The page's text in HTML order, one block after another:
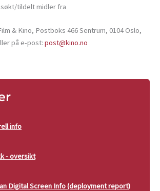
tildelt midler fra
& Kino, Postboks 466 Sentrum, 0104 Oslo,
på e-post: post@kino.no
info
- oversikt
Digital Screen Info (deployment report)